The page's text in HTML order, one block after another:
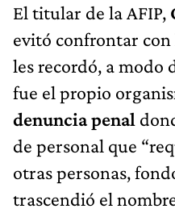
El titular de la AFIP,
evitó confrontar con
les recordó, a modo
fue el propio
denuncia penal
de personal que
otras personas,
trascendió el